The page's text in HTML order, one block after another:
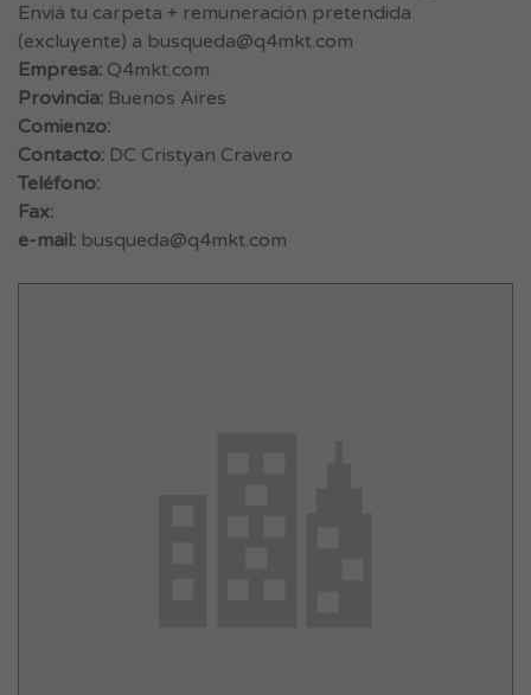
Enviá tu carpeta + remuneración pretendida
(excluyente) a busqueda@q4mkt.com
Empresa: Q4mkt.com
Provincia: Buenos Aires
Comienzo:
Contacto: DC Cristyan Cravero
Teléfono:
Fax:
e-mail: busqueda@q4mkt.com